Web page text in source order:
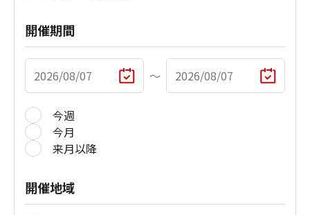
開催期間
〜
今週
今月
来月以降
開催地域